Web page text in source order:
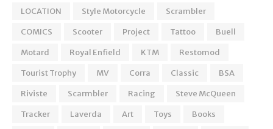
LOCATION
Style Motorcycle
Scrambler
COMICS
Scooter Project Tattoo
Buell
Motard
Royal Enfield KTM
Restomod
Tourist Trophy
MV Corra Classic
BSA
Riviste
Scarmbler Racing
Steve McQueen
Tracker
Laverda Art Toys
Books